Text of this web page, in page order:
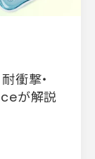
衝撃・
が解説